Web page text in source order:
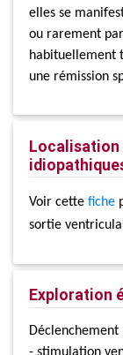
elles se
ou rarement
habituellement
une rémission
Localisation
Voir cette fiche
sortie
Exploration
Déclenchement
- stimulation